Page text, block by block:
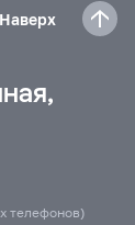
Наверх
телефонов)